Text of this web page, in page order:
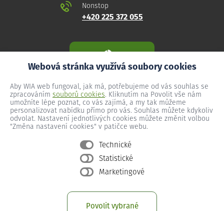
Webová stránka využívá soubory cookies
Aby WIA web fungoval, jak má, potřebujeme od vás souhlas se
zpracováním souborů cookies. Kliknutím na Povolit vše nám
umožníte lépe poznat, co vás zajímá, a my tak můžeme
personalizovat nabídku přímo pro vás. Souhlas můžete kdykoliv
odvolat. Nastavení jednotlivých cookies můžete změnit volbou
"Změna nastavení cookies" v patičce webu.
Technické
Statistické
Marketingové
Povolit vybrané
Nonstop
+420 225 372 055
Všeobecné podmínky
Ochrana osobních údajů
Změna nastavení cookies
Provozní podmínky předplacený internet